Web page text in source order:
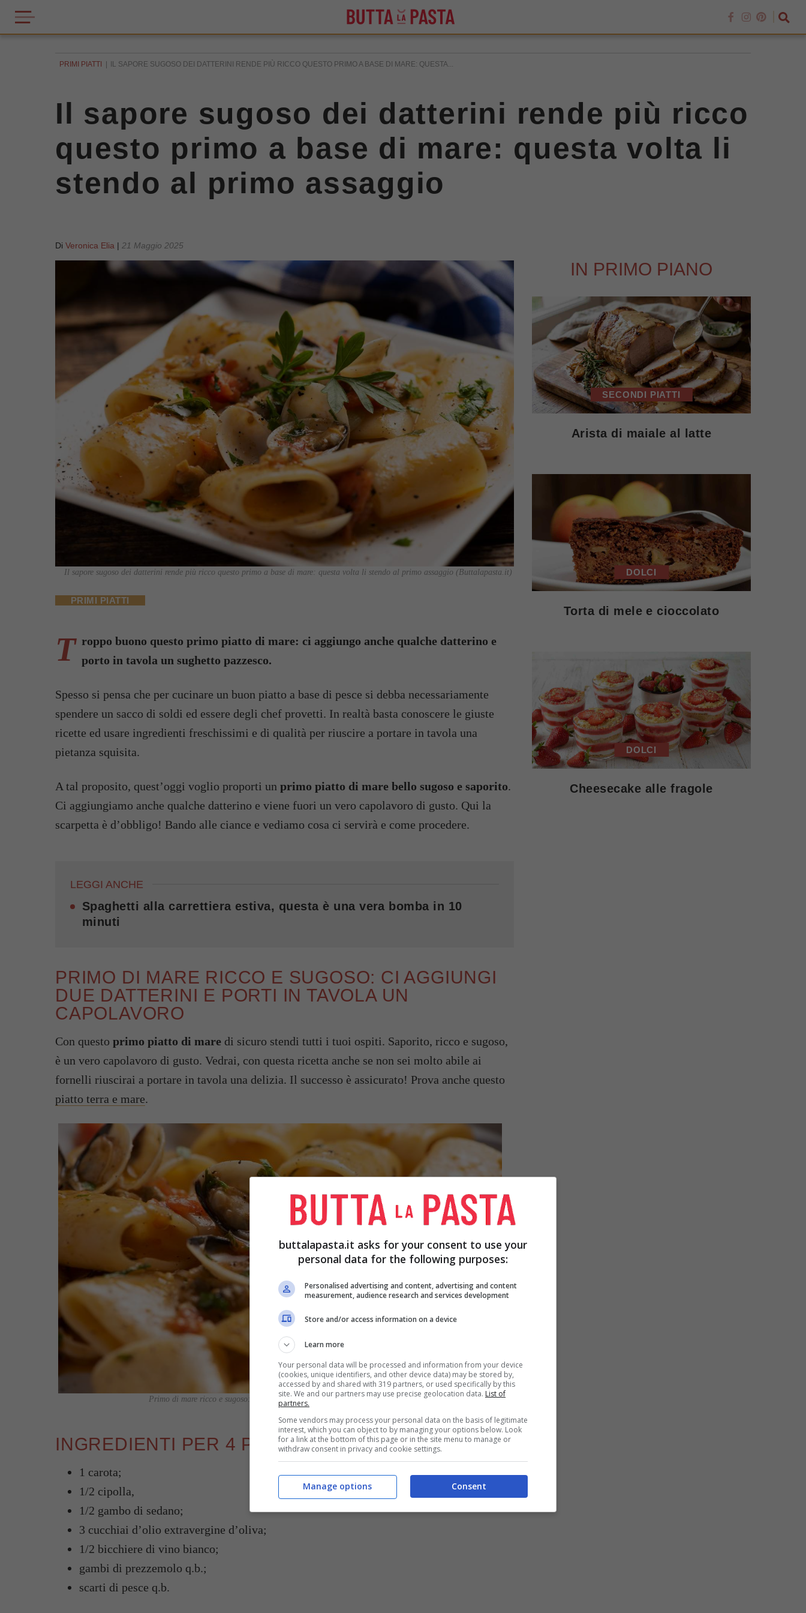
PRIMI PIATTI IL SAPORE SUGOSO DEI DATTERINI RENDE PIÙ RICCO QUESTO PRIMO A BASE DI MARE: QUESTA...
Il sapore sugoso dei datterini rende più ricco
questo primo a base di mare: questa volta li
stendo al primo assaggio
Di Veronica Elia | 21 Maggio 2025
Il sapore sugoso dei datterini rende più ricco questo primo a base di mare: questa volta li stendo al primo assaggio (Buttalapasta.it)
PRIMI PIATTI
T roppo buono questo primo piatto di mare: ci aggiungo anche qualche datterino e
porto in tavola un sughetto pazzesco.
Spesso si pensa che per cucinare un buon piatto a base di pesce si debba necessariamente
spendere un sacco di soldi ed essere degli chef provetti. In realtà basta conoscere le giuste
ricette ed usare ingredienti freschissimi e di qualità per riuscire a portare in tavola una
pietanza squisita.
A tal proposito, quest’oggi voglio proporti un primo piatto di mare bello sugoso e saporito.
Ci aggiungiamo anche qualche datterino e viene fuori un vero capolavoro di gusto. Qui la
scarpetta è d’obbligo! Bando alle ciance e vediamo cosa ci servirà e come procedere.
LEGGI ANCHE
Spaghetti alla carrettiera estiva, questa è una vera bomba in 10
minuti
PRIMO DI MARE RICCO E SUGOSO: CI AGGIUNGI
DUE DATTERINI E PORTI IN TAVOLA UN
CAPOLAVORO
Con questo primo piatto di mare di sicuro stendi tutti i tuoi ospiti. Saporito, ricco e sugoso,
è un vero capolavoro di gusto. Vedrai, con questa ricetta anche se non sei molto abile ai
fornelli riuscirai a portare in tavola una delizia. Il successo è assicurato! Prova anche questo
piatto terra e mare.
Primo di mare ricco e sugoso: ci aggiungi due datterini e porti in tavola un capolavoro (Buttalapasta.it)
INGREDIENTI PER 4 PERSONE
1 carota;
1/2 cipolla,
1/2 gambo di sedano;
3 cucchiai d’olio extravergine d’oliva;
1/2 bicchiere di vino bianco;
gambi di prezzemolo q.b.;
scarti di pesce q.b.
IN PRIMO PIANO
SECONDI PIATTI
Arista di maiale al latte
DOLCI
Torta di mele e cioccolato
DOLCI
Cheesecake alle fragole
buttalapasta.it asks for your consent to use your
personal data for the following purposes:
Personalised advertising and content, advertising and content
measurement, audience research and services development
Store and/or access information on a device
Learn more
Your personal data will be processed and information from your device
(cookies, unique identifiers, and other device data) may be stored by,
accessed by and shared with 319 partners, or used specifically by this
site. We and our partners may use precise geolocation data. List of
partners.
Some vendors may process your personal data on the basis of legitimate
interest, which you can object to by managing your options below. Look
for a link at the bottom of this page or in the site menu to manage or
withdraw consent in privacy and cookie settings.
Consent
Manage options